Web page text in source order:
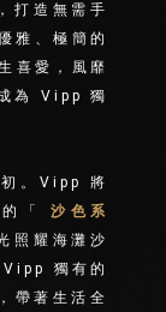
打造無需手
雅、極簡的
喜愛，風靡
為 Vipp 獨
。Vipp 將
「
沙色系
照耀海灘沙
Vipp 獨有的
帶著生活全